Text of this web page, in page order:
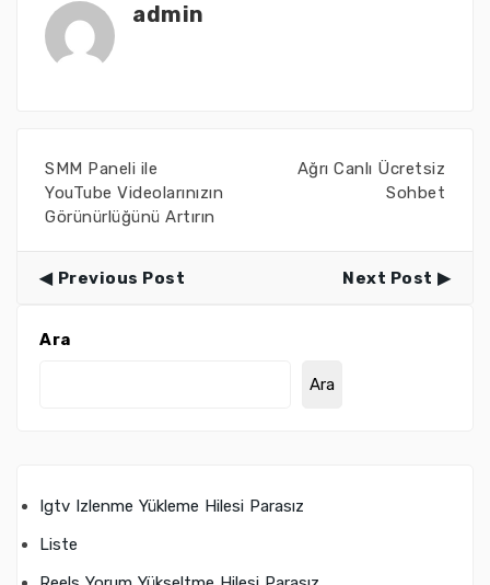
admin
SMM Paneli ile
YouTube Videolarınızın
Görünürlüğünü Artırın
Ağrı Canlı Ücretsiz
Sohbet
Previous Post Next Post
Ara
Ara
Igtv Izlenme Yükleme Hilesi Parasız
Liste